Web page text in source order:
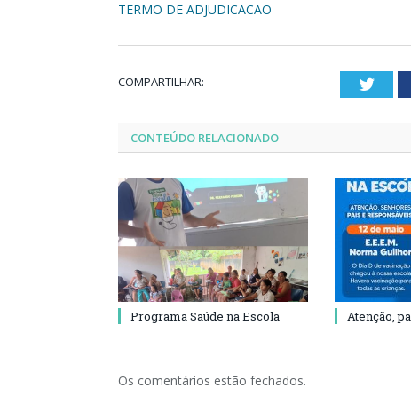
TERMO DE ADJUDICACAO
COMPARTILHAR:
CONTEÚDO RELACIONADO
Programa Saúde na Escola Atenção,
Os comentários estão fechados.